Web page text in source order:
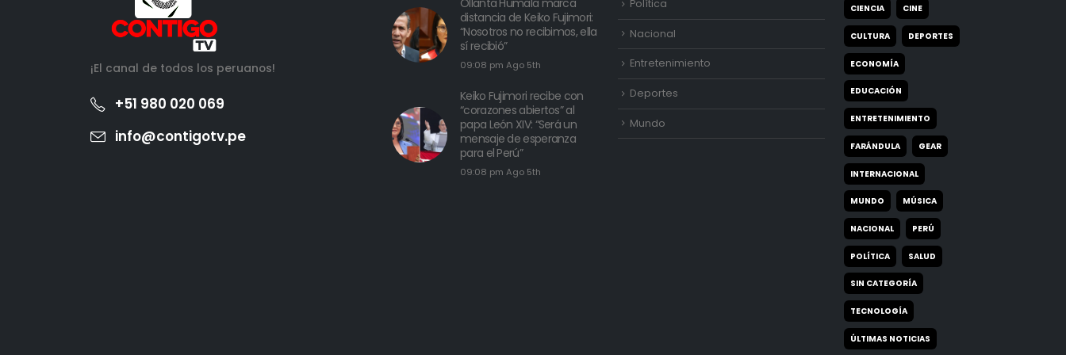
¡El canal de todos los peruanos!
+51 980 020 069
info@contigotv.pe
Ollanta Humala marca
distancia de Keiko Fujimori:
“Nosotros no recibimos, ella
sí recibió”
09:08 pm Ago 5th
Keiko Fujimori recibe con
“corazones abiertos” al
papa León XIV: “Será un
mensaje de esperanza
para el Perú”
09:08 pm Ago 5th
Política
Nacional
Entretenimiento
Deportes
Mundo
CIENCIA CINE
CULTURA DEPORTES
ECONOMÍA
EDUCACIÓN
ENTRETENIMIENTO
FARÁNDULA GEAR
INTERNACIONAL
MUNDO MÚSICA
NACIONAL PERÚ
POLÍTICA SALUD
SIN CATEGORÍA
TECNOLOGÍA
ÚLTIMAS NOTICIAS